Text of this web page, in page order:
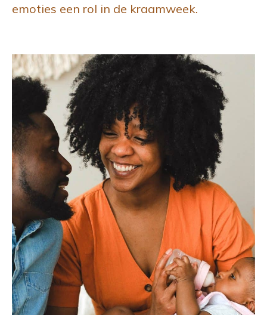
emoties een rol in de kraamweek.